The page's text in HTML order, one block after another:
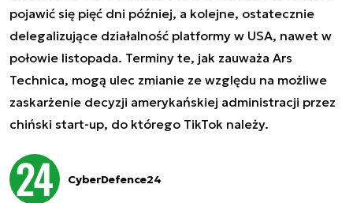
pojawić się pięć dni później, a kolejne, ostatecznie
delegalizujące działalność platformy w USA, nawet w
połowie listopada. Terminy te, jak zauważa Ars
Technica, mogą ulec zmianie ze względu na możliwe
zaskarżenie decyzji amerykańskiej administracji przez
chiński start-up, do którego TikTok należy.
CyberDefence24